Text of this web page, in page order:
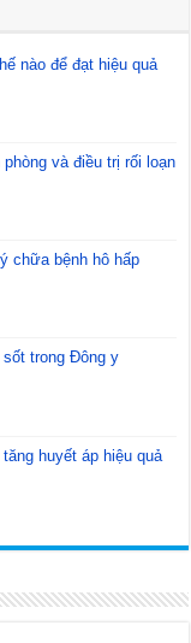
nào để đạt hiệu quả
và điều trị rối loạn
chữa bệnh hô hấp
trong Đông y
huyết áp hiệu quả